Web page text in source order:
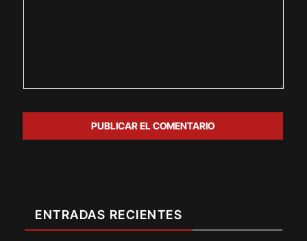
ENTRADAS RECIENTES